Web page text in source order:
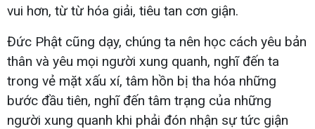
vui hơn, từ từ hóa giải, tiêu tan cơn giận.
Đức Phật cũng dạy, chúng ta nên học cách yêu bản
thân và yêu mọi người xung quanh, nghĩ đến ta
trong vẻ mặt xấu xí, tâm hồn bị tha hóa những
bước đầu tiên, nghĩ đến tâm trạng của những
người xung quanh khi phải đón nhận sự tức giận